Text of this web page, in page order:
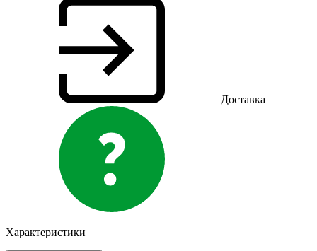
Доставка
Характеристики